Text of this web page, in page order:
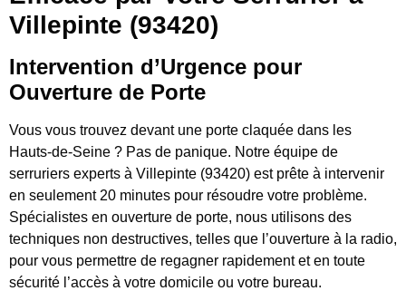
Villepinte (93420)
Intervention d’Urgence pour
Ouverture de Porte
Vous vous trouvez devant une porte claquée dans les
Hauts-de-Seine ? Pas de panique. Notre équipe de
serruriers experts à Villepinte (93420) est prête à intervenir
en seulement 20 minutes pour résoudre votre problème.
Spécialistes en ouverture de porte, nous utilisons des
techniques non destructives, telles que l’ouverture à la radio,
pour vous permettre de regagner rapidement et en toute
sécurité l’accès à votre domicile ou votre bureau.